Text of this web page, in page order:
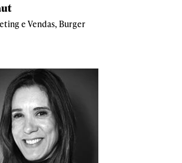
e Vendas, Burger